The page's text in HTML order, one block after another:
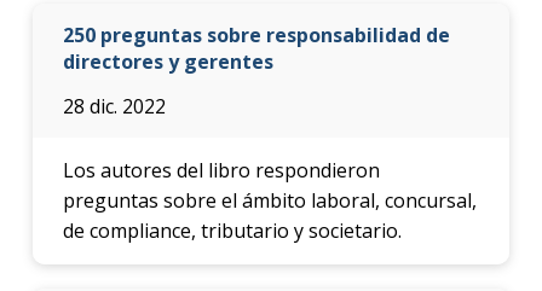
250 preguntas sobre responsabilidad de
directores y gerentes
28 dic. 2022
Los autores del libro respondieron
preguntas sobre el ámbito laboral, concursal,
de compliance, tributario y societario.